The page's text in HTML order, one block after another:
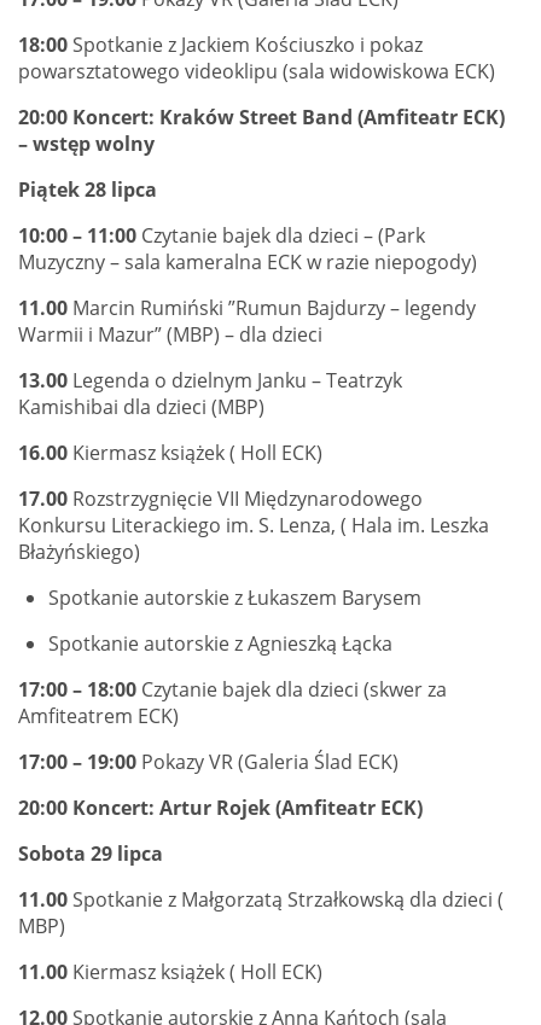
18:00Spotkanie z Jackiem Kościuszko i pokaz
powarsztatowego videoklipu (sala widowiskowa ECK)
20:00 Koncert: Kraków Street Band (Amfiteatr ECK)
– wstęp wolny
Piątek 28 lipca
10:00 – 11:00 Czytanie bajek dla dzieci – (Park
Muzyczny – sala kameralna ECK w razie niepogody)
11.00 Marcin Rumiński ”Rumun Bajdurzy – legendy
Warmii i Mazur” (MBP) – dla dzieci
13.00 Legenda o dzielnym Janku – Teatrzyk
Kamishibai dla dzieci (MBP)
16.00 Kiermasz książek ( Holl ECK)
17.00 Rozstrzygnięcie VII Międzynarodowego
Konkursu Literackiego im. S. Lenza, ( Hala im. Leszka
Błażyńskiego)
Spotkanie autorskie z Łukaszem Barysem
Spotkanie autorskie z Agnieszką Łącka
17:00 – 18:00 Czytanie bajek dla dzieci (skwer za
Amfiteatrem ECK)
17:00 – 19:00 Pokazy VR (Galeria Ślad ECK)
20:00 Koncert: Artur Rojek (Amfiteatr ECK)
Sobota 29 lipca
11.00Spotkanie z Małgorzatą Strzałkowską dla dzieci (
MBP)
11.00 Kiermasz książek ( Holl ECK)
12.00Spotkanie autorskie z Anną Kańtoch (sala